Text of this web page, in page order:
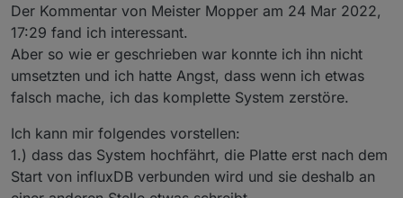
Der Kommentar von Meister Mopper am 24 Mar 2022,
17:29 fand ich interessant.
Aber so wie er geschrieben war konnte ich ihn nicht
umsetzten und ich hatte Angst, dass wenn ich etwas
falsch mache, ich das komplette System zerstöre.
Ich kann mir folgendes vorstellen:
1.) dass das System hochfährt, die Platte erst nach dem
Start von influxDB verbunden wird und sie deshalb an